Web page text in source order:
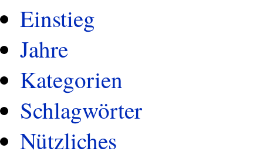
Einstieg
Jahre
Kategorien
Schlagwörter
Nützliches